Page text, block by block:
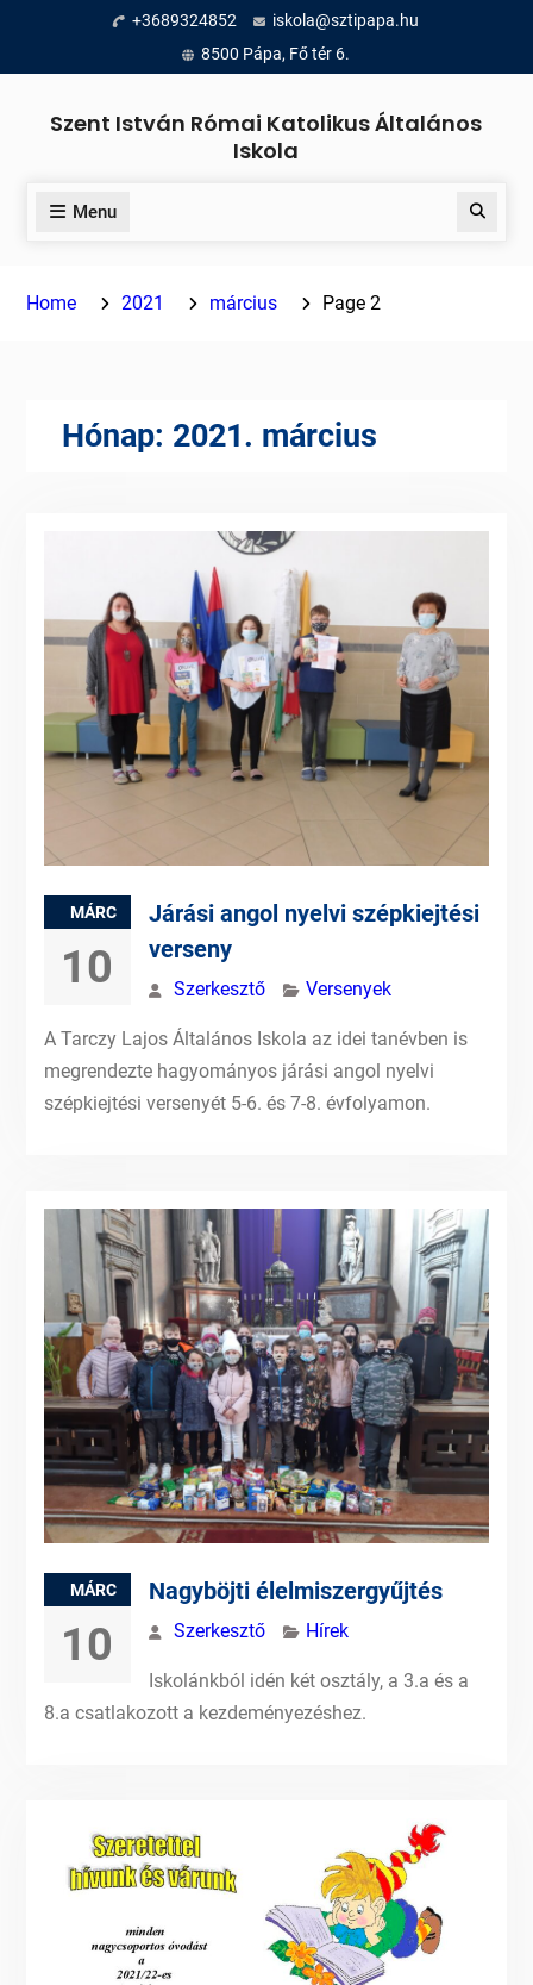
content
+3689324852
iskola@sztipapa.hu
8500 Pápa, Fő tér 6.
Szent István Római Katolikus Általános
Iskola
Menu Search
Home 2021 március Page 2
Hónap: 2021. március
MÁRC
10
Járási angol nyelvi szépkiejtési
verseny
Szerkesztő Versenyek
A Tarczy Lajos Általános Iskola az idei tanévben is
megrendezte hagyományos járási angol nyelvi
szépkiejtési versenyét 5-6. és 7-8. évfolyamon.
MÁRC
10
Nagyböjti élelmiszergyűjtés
Szerkesztő Hírek
Iskolánkból idén két osztály, a 3.a és a
8.a csatlakozott a kezdeményezéshez.